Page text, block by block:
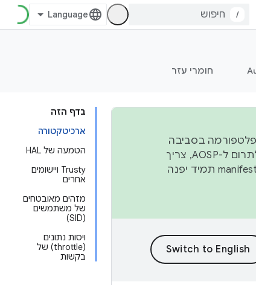
/
חומרי עזר
בדף הזה
ארכיטקטורה
הטמעה של HAL
Trusty ויישומים
אחרים
מזהים מאובטחים
של משתמשים
(SID)
ויסות נתונים
(throttle) של
בקשות
הפלטפורמה בסביבה
העסקית, נפרסם קוד מקור ב-AOSP ברבעון השני וברבעון הרביעי. כדי ליצור ולתרום ל-AOSP, צריך
manifest תמיד יפנה